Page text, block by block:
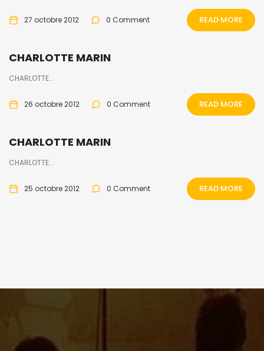
27 octobre 2012 0 Comment READ MORE
CHARLOTTE MARIN
CHARLOTTE...
26 octobre 2012 0 Comment READ MORE
CHARLOTTE MARIN
CHARLOTTE...
25 octobre 2012 0 Comment READ MORE